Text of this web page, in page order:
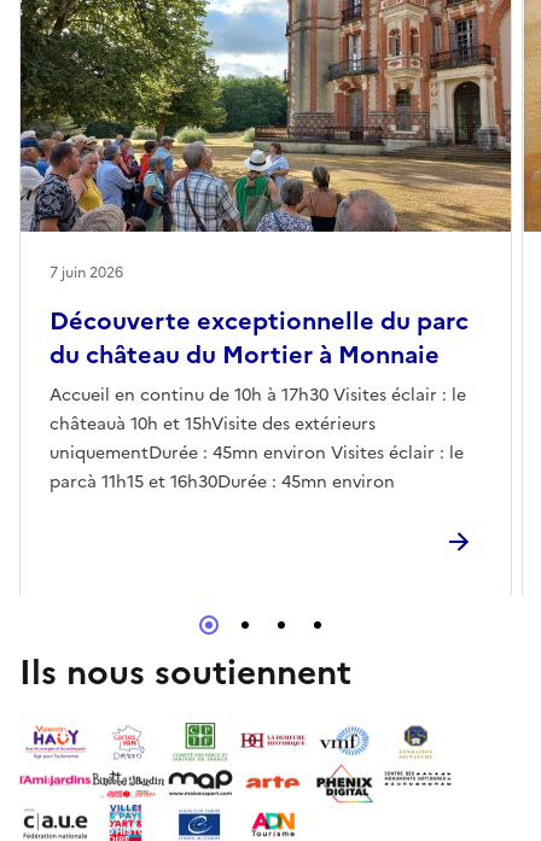
Découverte exceptionnelle du parc
du château du Mortier à Monnaie
Accueil en continu de 10h à 17h30 Visites éclair : le
châteauà 10h et 15hVisite des extérieurs
uniquementDurée : 45mn environ Visites éclair : le
parcà 11h15 et 16h30Durée : 45mn environ
7 juin 2026
Ils nous soutiennent